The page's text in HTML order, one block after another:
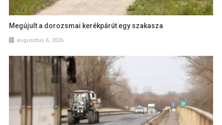
Megújult a dorozsmai kerékpárút egy szakasza
augusztus 6, 2026